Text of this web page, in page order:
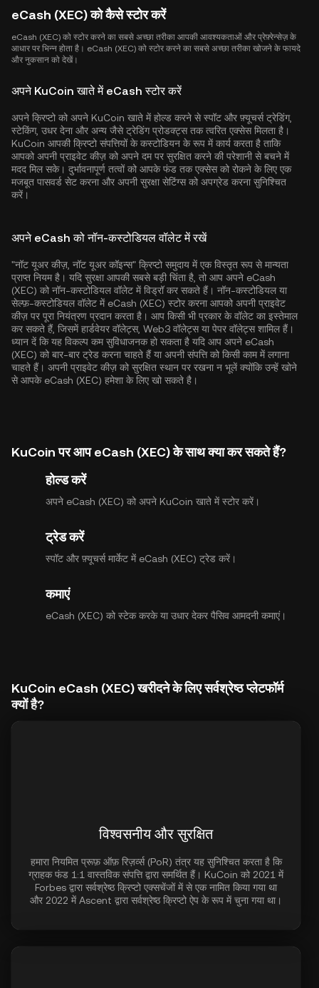
eCash (XEC) को कैसे स्टोर करें
eCash (XEC) को स्टोर करने का सबसे अच्छा तरीका आपकी आवश्यकताओं और प्रेफ़्रेन्सेज़ के
आधार पर भिन्न होता है। eCash (XEC) को स्टोर करने का सबसे अच्छा तरीका खोजने के फायदे
और नुकसान को देखें।
अपने KuCoin खाते में eCash स्टोर करें
अपने क्रिप्टो को अपने KuCoin खाते में होल्ड करने से स्पॉट और फ़्यूचर्स ट्रेडिंग,
स्टेकिंग, उधर देना और अन्य जैसे ट्रेडिंग प्रोडक्ट्स तक त्वरित एक्सेस मिलता है।
KuCoin आपकी क्रिप्टो संपत्तियों के कस्टोडियन के रूप में कार्य करता है ताकि
आपको अपनी प्राइवेट कीज़ को अपने दम पर सुरक्षित करने की परेशानी से बचने में
मदद मिल सके। दुर्भावनापूर्ण तत्वों को आपके फंड तक एक्सेस को रोकने के लिए एक
मजबूत पासवर्ड सेट करना और अपनी सुरक्षा सेटिंग्स को अपग्रेड करना सुनिश्चित
करें।
अपने eCash को नॉन-कस्टोडियल वॉलेट में रखें
"नॉट यूअर कीज़, नॉट यूअर कॉइन्स" क्रिप्टो समुदाय में एक विस्तृत रूप से मान्यता
प्राप्त नियम है। यदि सुरक्षा आपकी सबसे बड़ी चिंता है, तो आप अपने eCash
(XEC) को नॉन-कस्टोडियल वॉलेट में विड्रॉ कर सकते हैं। नॉन-कस्टोडियल या
सेल्फ़-कस्टोडियल वॉलेट में eCash (XEC) स्टोर करना आपको अपनी प्राइवेट
कीज़ पर पूरा नियंत्रण प्रदान करता है। आप किसी भी प्रकार के वॉलेट का इस्तेमाल
कर सकते हैं, जिसमें हार्डवेयर वॉलेट्स, Web3 वॉलेट्स या पेपर वॉलेट्स शामिल हैं।
ध्यान दें कि यह विकल्प कम सुविधाजनक हो सकता है यदि आप अपने eCash
(XEC) को बार-बार ट्रेड करना चाहते हैं या अपनी संपत्ति को किसी काम में लगाना
चाहते हैं। अपनी प्राइवेट कीज़ को सुरक्षित स्थान पर रखना न भूलें क्योंकि उन्हें खोने
से आपके eCash (XEC) हमेशा के लिए खो सकते है।
KuCoin पर आप eCash (XEC) के साथ क्या कर सकते हैं?
होल्ड करें
अपने eCash (XEC) को अपने KuCoin खाते में स्टोर करें।
ट्रेड करें
स्पॉट और फ़्यूचर्स मार्केट में eCash (XEC) ट्रेड करें।
कमाएं
eCash (XEC) को स्टेक करके या उधार देकर पैसिव आमदनी कमाएं।
KuCoin eCash (XEC) खरीदने के लिए सर्वश्रेष्ठ प्लेटफॉर्म
क्यों है?
विश्वसनीय और सुरक्षित
हमारा नियमित प्रूफ़ ऑफ़ रिज़र्व्स (PoR) तंत्र यह सुनिश्चित करता है कि
ग्राहक फंड 1:1 वास्तविक संपत्ति द्वारा समर्थित हैं। KuCoin को 2021 में
Forbes द्वारा सर्वश्रेष्ठ क्रिप्टो एक्सचेंजों में से एक नामित किया गया था
और 2022 में Ascent द्वारा सर्वश्रेष्ठ क्रिप्टो ऐप के रूप में चुना गया था।